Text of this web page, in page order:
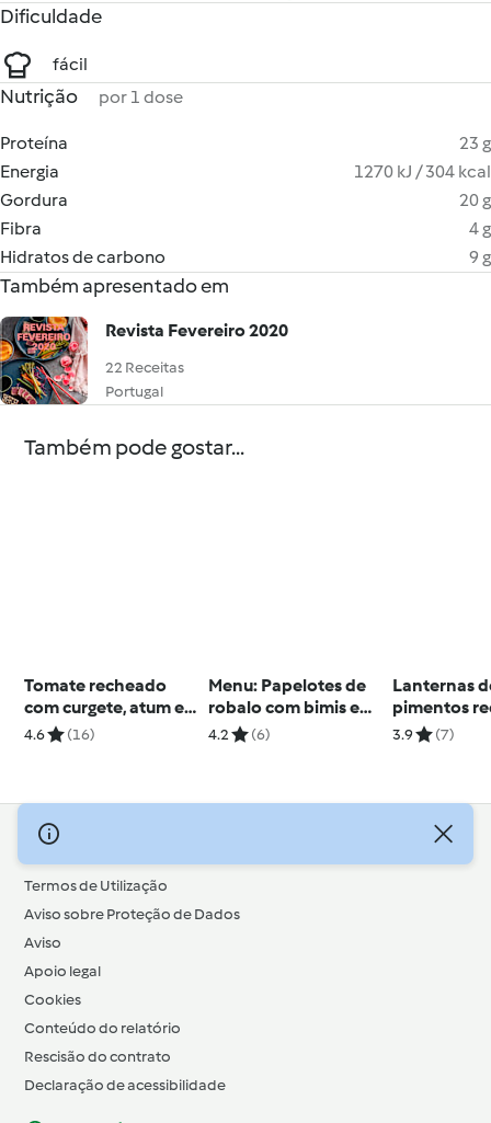
Dificuldade
fácil
Nutrição por 1 dose
Proteína
23 g
Energia
1270 kJ / 304 kcal
Gordura
20 g
Fibra
4 g
Hidratos de carbono
9 g
Também apresentado em
Revista Fevereiro 2020
22 Receitas
Portugal
Também pode gostar...
Tomate recheado
com curgete, atum e
hortelã
4.6 (16)
Menu: Papelotes de
robalo com bimis e
Pera a vapor com
4.2 (6)
Lanternas
pimentos
3.9 (7)
© Copyright 2026
Termos de Utilização
Aviso sobre Proteção de Dados
Aviso
Apoio legal
Cookies
Conteúdo do relatório
Rescisão do contrato
Declaração de acessibilidade